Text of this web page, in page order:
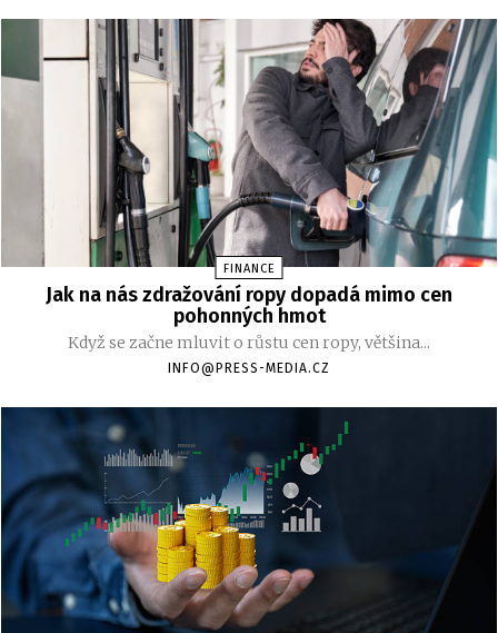
FINANCE
Jak na nás zdražování ropy dopadá mimo cen
pohonných hmot
Když se začne mluvit o růstu cen ropy, většina...
INFO@PRESS-MEDIA.CZ